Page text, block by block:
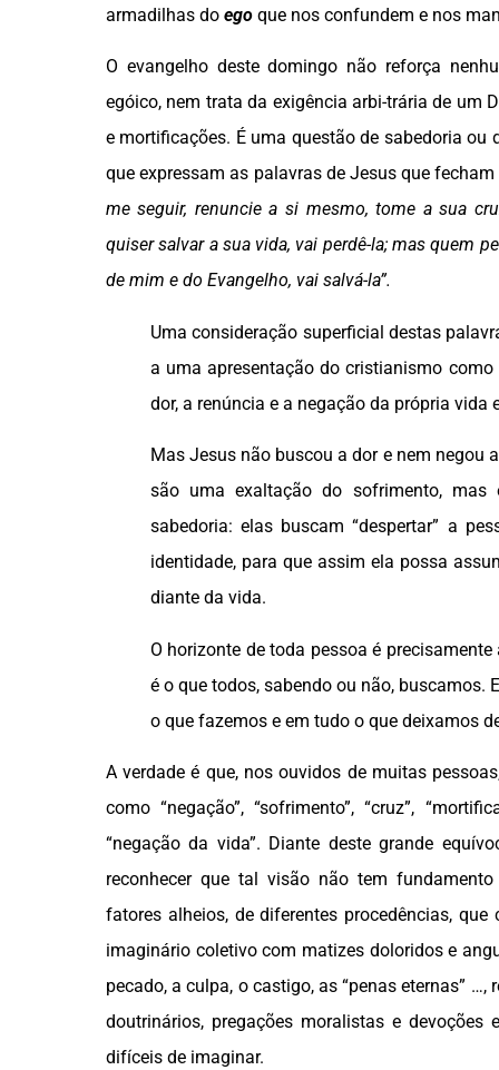
armadilhas do egoque nos confundem e nos
O evangelho deste domingo não reforça
egóico, nem trata da exigência arbi-trária de um
e mortificações. É uma questão de sabedoria ou
que expressam as palavras de Jesus que
me seguir, renuncie a si mesmo, tome a sua
quiser salvar a sua vida, vai perdê-la; mas quem
de mim e do Evangelho, vai salvá-la”.
Uma consideração superficial destas
a uma apresentação do cristianismo
dor, a renúncia e a negação da própria vida
Mas Jesus não buscou a dor e nem negou
são uma exaltação do sofrimento, mas
sabedoria: elas buscam “despertar” a
identidade, para que assim ela possa
diante da vida.
O horizonte de toda pessoa é
é o que todos, sabendo ou não, buscamos.
o que fazemos e em tudo o que deixamos
A verdade é que, nos ouvidos de muitas
como “negação”, “sofrimento”, “cruz”,
“negação da vida”. Diante deste grande
reconhecer que tal visão não tem
fatores alheios, de diferentes procedências,
imaginário coletivo com matizes doloridos e
pecado, a culpa, o castigo, as “penas eternas” …,
doutrinários, pregações moralistas e devoções
difíceis de imaginar.